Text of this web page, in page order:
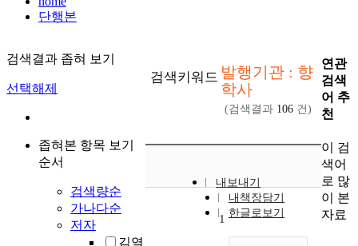
단행본
검색결과 좁혀 보기
선택해제
좁혀본 항목 보기
순서
검색량순
가나다순
저자
김열
검색키워드 발행기관 : 향
학사
(검색결과 106 건)
내보내기
내책장담기
한글로보기
1
연관
검색
어 추
천
이 검
색어
로 많
이 본
자료